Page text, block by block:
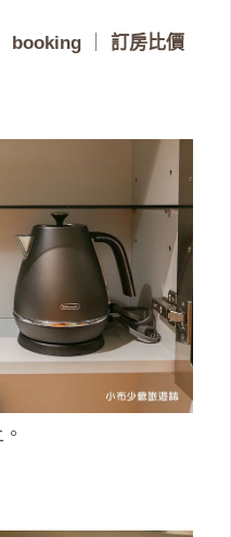
booking 訂房比價